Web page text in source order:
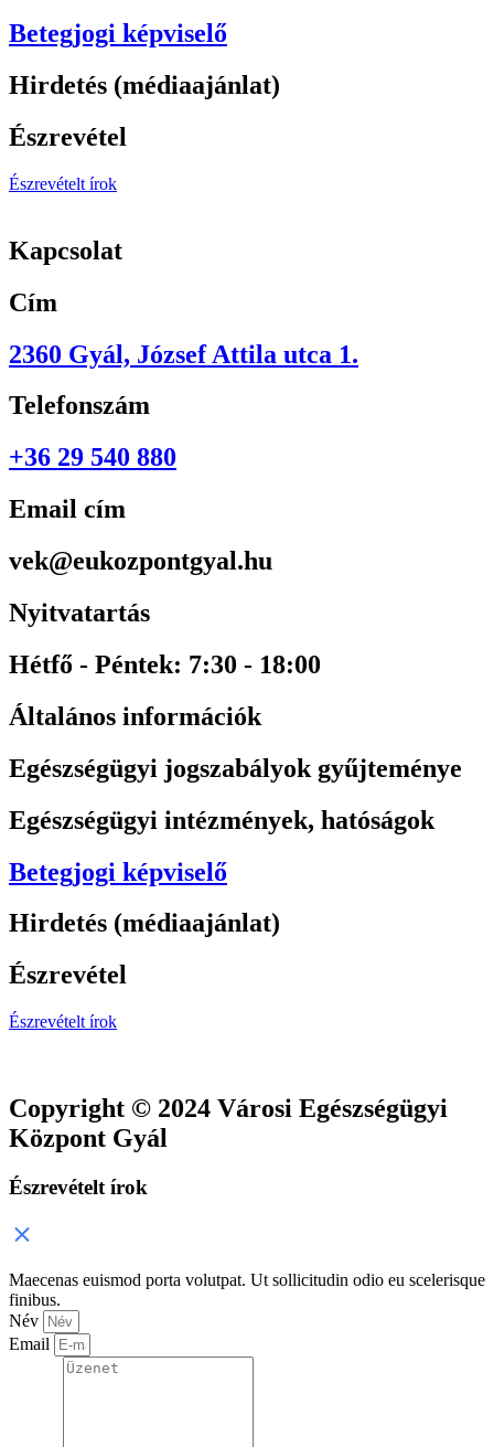
Betegjogi képviselő
Hirdetés (médiaajánlat)
Észrevétel
Észrevételt írok
Kapcsolat
Cím
2360 Gyál, József Attila utca 1.
Telefonszám
+36 29 540 880
Email cím
vek@eukozpontgyal.hu
Nyitvatartás
Hétfő - Péntek: 7:30 - 18:00
Általános információk
Egészségügyi jogszabályok gyűjteménye
Egészségügyi intézmények, hatóságok
Betegjogi képviselő
Hirdetés (médiaajánlat)
Észrevétel
Észrevételt írok
Copyright © 2024 Városi Egészségügyi
Központ Gyál
Észrevételt írok
Maecenas euismod porta volutpat. Ut sollicitudin odio eu scelerisque
finibus.
Név
Email